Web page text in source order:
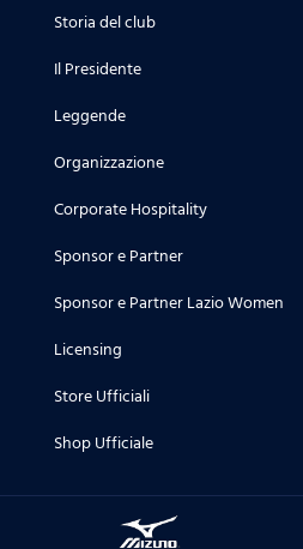
Storia del club
Il Presidente
Leggende
Organizzazione
Corporate Hospitality
Sponsor e Partner
Sponsor e Partner Lazio Women
Licensing
Store Ufficiali
Shop Ufficiale